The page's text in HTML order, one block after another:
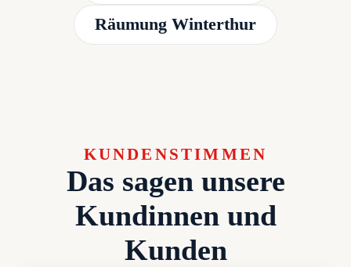
Räumung Winterthur
KUNDENSTIMMEN
Das sagen unsere
Kundinnen und
Kunden